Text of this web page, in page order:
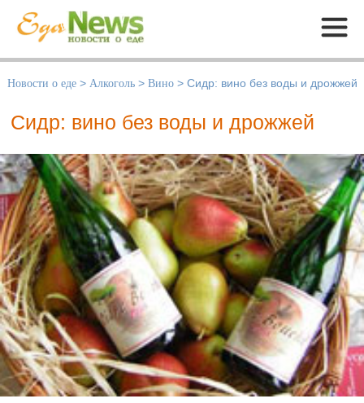
Меню
Новости о еде > Алкоголь > Вино > Сидр: вино без воды и дрожжей
Сидр: вино без воды и дрожжей